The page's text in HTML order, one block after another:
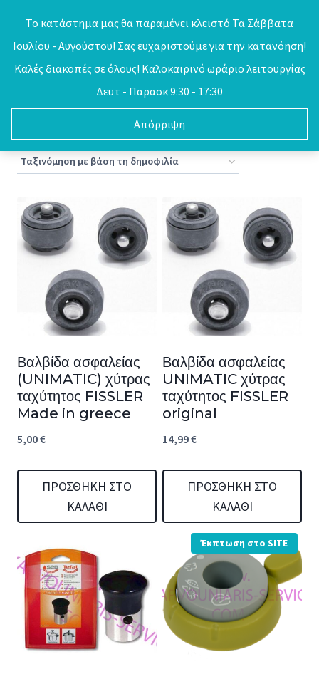
Το κατάστημα μας θα παραμένει κλειστό Τα Σάββατα
Ιουλίου - Αυγούστου! Σας ευχαριστούμε για την κατανόηση!
Καλές διακοπές σε όλους! Καλοκαιρινό ωράριο λειτουργίας
Δευτ - Παρασκ 9:30 - 17:30
Απόρριψη
0
Βλέπετε 1–16 από 52 αποτελέσματαSorted
by
popularity
Βαλβίδα ασφαλείας
(UNIMATIC) χύτρας
ταχύτητος FISSLER
Made in greece
5,00€
ΠΡΟΣΘΉΚΗ ΣΤΟ
ΚΑΛΆΘΙ
Βαλβίδα ασφαλείας
UNIMATIC χύτρας
ταχύτητος FISSLER
original
14,99€
ΠΡΟΣΘΉΚΗ ΣΤΟ
ΚΑΛΆΘΙ
Έκπτωση στο SITE